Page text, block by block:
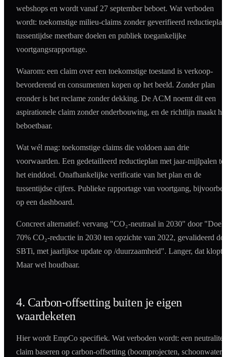
webshops en wordt vanaf 27 september beboet. Wat verboden
wordt: toekomstige milieu-claims zonder geverifieerd
tussentijdse meetbare doelen en publiek toegankelijke
voortgangsrapportage.
Waarom: een claim over een toekomstige toestand is verkoop-
bevorderend en consumenten kopen op het beeld. Zonder plan
eronder is het reclame zonder dekking. De ACM noemt dit een
aspirationele claim zonder onderbouwing, en de richtlijn maakt
beboetbaar.
Wat wél mag: toekomstige claims die voldoen aan drie
voorwaarden. Een gedetailleerd reductieplan met jaar-mijlpalen
het einddoel. Onafhankelijke verificatie van het plan en de
tussentijdse cijfers. Publieke rapportage van voortgang,
op een dashboard.
Concreet alternatief: vervang "CO₂-neutraal in 2030" door "Doel:
70% CO₂-reductie in 2030 ten opzichte van 2022, gevalideerd
SBTi, met jaarlijkse update op /duurzaamheid". Langer, dat klopt.
Maar wel houdbaar.
4. Carbon-offsetting buiten je eigen
waardeketen
Hier wordt EmpCo specifiek. Wat verboden wordt: een
claim baseren op carbon-offsetting (boomprojecten, schoonwater-